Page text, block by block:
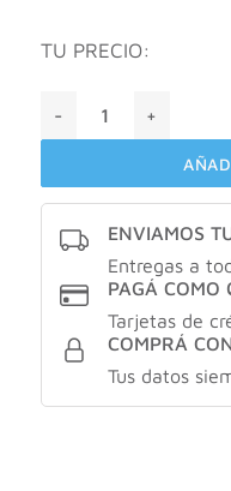
TU PRECIO:
ENVIAMOS
Entregas a
PAGÁ COMO
Tarjetas de
COMPRÁ
Tus datos